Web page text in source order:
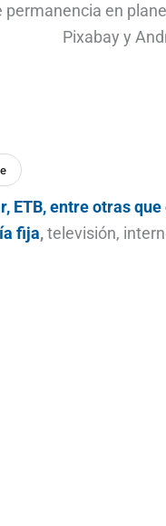
en
Pixabay y
ETB, entre otras
fija,televisión,